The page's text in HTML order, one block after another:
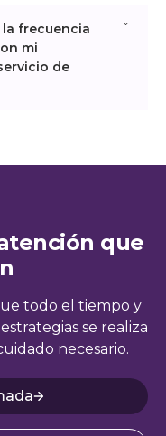
supervisar
cliente. El SLA
% más rápido que
Su
diagnóstico y
frecuencia
mi
de
problemas y
y de alta
que
todo el tiempo y
se realiza
necesario.